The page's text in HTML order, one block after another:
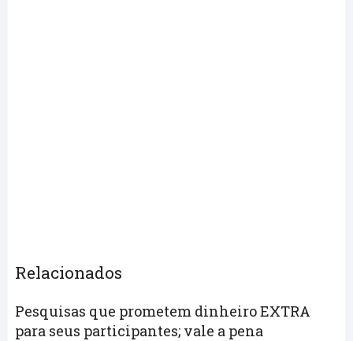
Relacionados
Pesquisas que prometem dinheiro EXTRA
para seus participantes; vale a pena